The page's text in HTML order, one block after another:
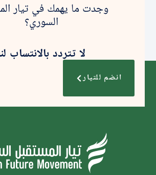
وجدت ما يهمك في تيار
السوري؟
لا تتردد بالانتساب
انضم للتيار